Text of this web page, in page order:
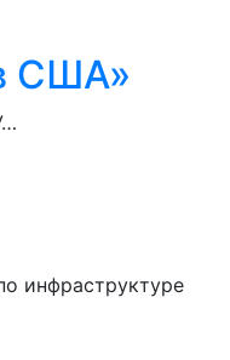
США»
инфраструктуре